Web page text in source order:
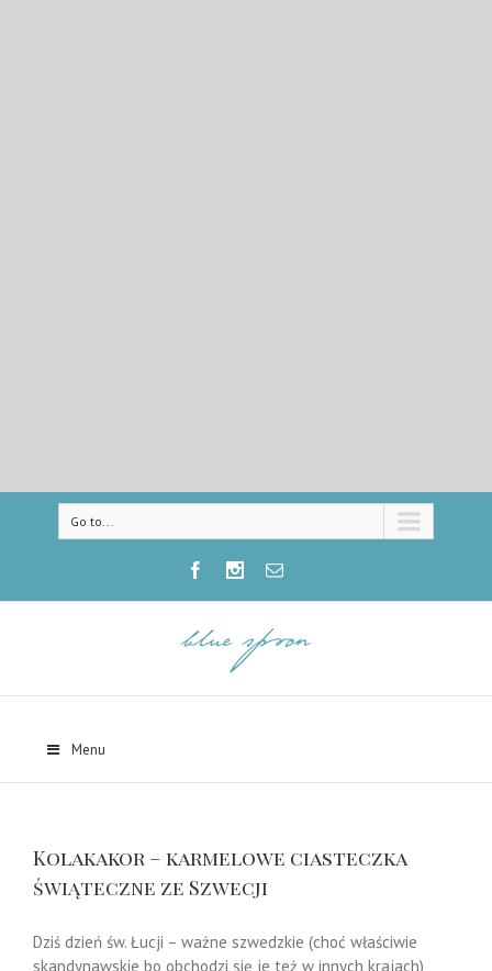
Go to...
Menu
Kolakakor – karmelowe ciasteczka
świąteczne ze Szwecji
Dziś dzień św. Łucji – ważne szwedzkie (choć właściwie
skandynawskie bo obchodzi się je też w innych krajach)